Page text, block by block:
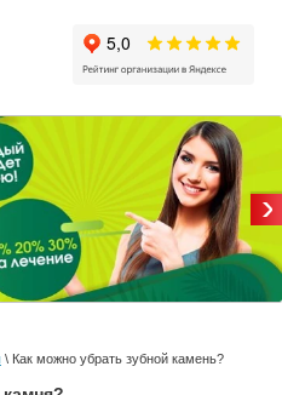
\ Как можно убрать зубной камень?